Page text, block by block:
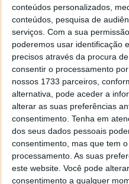
conteúdos personalizados,
conteúdos, pesquisa de
serviços. Com a sua
poderemos usar identificação
precisos através da procura
consentir o processamento
nossos 1733 parceiros,
alternativa, pode aceder a
alterar as suas preferências
consentimento. Tenha em
dos seus dados pessoais
consentimento, mas que tem
processamento. As suas
este website. Você pode
consentimento a qualquer
Responder
Vítor M.
7 de
@Reporter
Desculpa mas o link
o MSn Messenger 8.
Responder
Vítor M.
@Rui
Tens de encontrar o
janela iniciar e no
rato faz propriedades.
clica no botão